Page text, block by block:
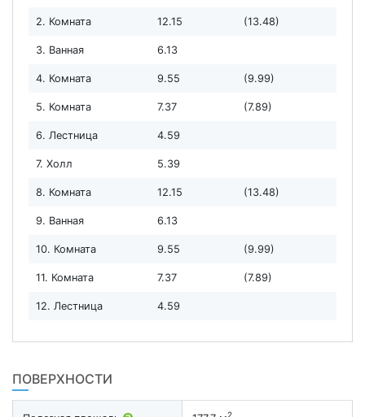
2. Комната 12.15 (13.48)
3. Ванная 6.13
4. Комната 9.55 (9.99)
5. Комната 7.37 (7.89)
6. Лестница 4.59
7. Холл 5.39
8. Комната 12.15 (13.48)
9. Ванная 6.13
10. Комната 9.55 (9.99)
11. Комната 7.37 (7.89)
12. Лестница 4.59
ПОВЕРХНОСТИ
2